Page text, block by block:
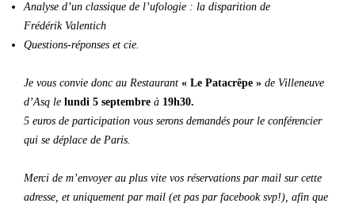
Analyse d’un classique de l’ufologie : la disparition de
Frédérik Valentich
Questions-réponses et cie.
Je vous convie donc au Restaurant « Le Patacrêpe » de Villeneuve
d’Asq le lundi 5 septembre à 19h30.
5 euros de participation vous serons demandés pour le conférencier
qui se déplace de Paris.
Merci de m’envoyer au plus vite vos réservations par mail sur cette
adresse, et uniquement par mail (et pas par facebook svp!), afin que